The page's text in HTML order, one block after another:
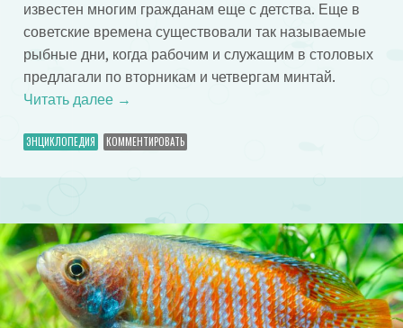
известен многим гражданам еще с детства. Еще в
советские времена существовали так называемые
рыбные дни, когда рабочим и служащим в столовых
предлагали по вторникам и четвергам минтай.
Читать далее →
ЭНЦИКЛОПЕДИЯ КОММЕНТИРОВАТЬ